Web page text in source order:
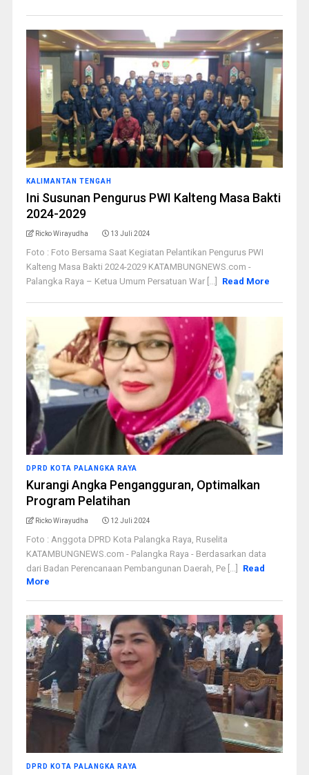
KALIMANTAN TENGAH
Ini Susunan Pengurus PWI Kalteng Masa Bakti
2024-2029
Ricko Wirayudha 13 Juli 2024
Foto : Foto Bersama Saat Kegiatan Pelantikan Pengurus PWI
Kalteng Masa Bakti 2024-2029 KATAMBUNGNEWS.com -
Palangka Raya – Ketua Umum Persatuan War [...]
Read More
DPRD KOTA PALANGKA RAYA
Kurangi Angka Pengangguran, Optimalkan
Program Pelatihan
Ricko Wirayudha 12 Juli 2024
Foto : Anggota DPRD Kota Palangka Raya, Ruselita
KATAMBUNGNEWS.com - Palangka Raya - Berdasarkan data
dari Badan Perencanaan Pembangunan Daerah, Pe [...]
Read
More
DPRD KOTA PALANGKA RAYA